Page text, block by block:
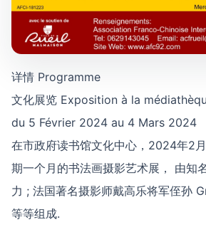
详情 Programme
文化展览 Exposition à la
du 5 Février 2024 au 4 Mars 2024
在市政府读书馆文化中心，2024年2
期一个月的书法画摄影艺术展， 由知
力 ; 法国著名摄影师戴高乐将军侄孙
等等组成.